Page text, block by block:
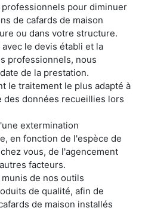
pour diminuer
de cafards de maison
ou dans votre structure.
le devis établi et la
professionnels, nous
de la prestation.
le traitement le plus adapté à
des données recueillies lors
extermination
en fonction de l'espèce de
vous, de l'agencement
facteurs.
de nos outils
de qualité, afin de
de maison installés